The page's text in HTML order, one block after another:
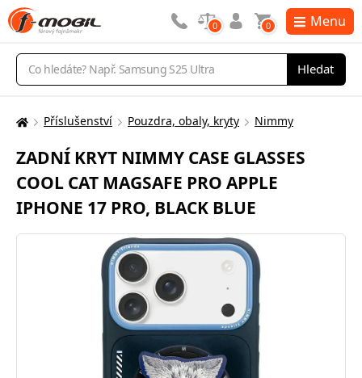
Vyhledávání
Hledat
0 0 Menu
Zde
nacházíte:
Příslušenství Pouzdra, obaly, kryty Nimmy
ZADNÍ KRYT NIMMY CASE GLASSES
COOL CAT MAGSAFE PRO APPLE
IPHONE 17 PRO, BLACK BLUE